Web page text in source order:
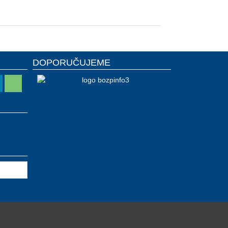
DOPORUČUJEME